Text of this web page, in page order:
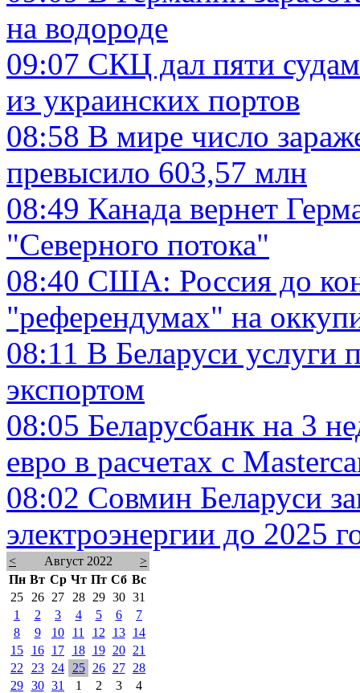
на водороде
09:07 СКЦ дал пяти
из украинских портов
08:58 В мире число
превысило 603,57 млн
08:49 Канада вернет
"Северного потока"
08:40 США: Россия до
"референдумах" на
08:11 В Беларуси услуги
экспортом
08:05 Беларусбанк на 3
евро в расчетах с
08:02 Совмин Беларуси
электроэнергии до 2025
< Август 2022
>
Пн Вт Ср Чт Пт Сб Вс
25
26 27 28 29 30 31
1
2 3 4 5 6
7
8
9 10 11 12 13
14
15
16 17 18 19 20
21
22
23 24 25 26 27
28
29 30 31 1 2 3 4